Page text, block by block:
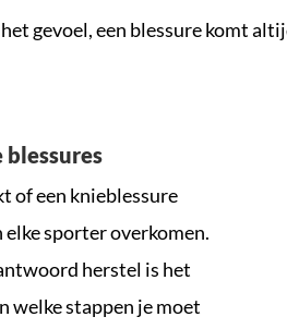
gevoel, een blessure komt
blessures
of een knieblessure
elke sporter overkomen.
herstel is het
welke stappen je moet